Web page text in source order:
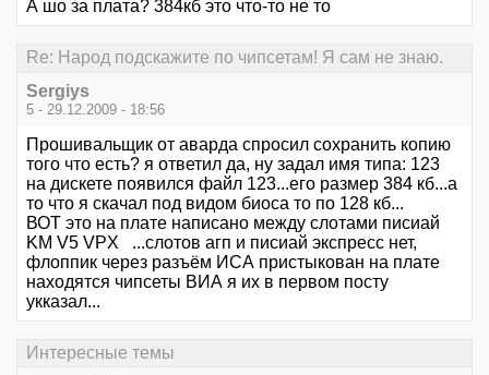
А шо за плата? 384кб это что-то не то
Re: Народ подскажите по чипсетам! Я сам не знаю.
Sergiys
5 - 29.12.2009 - 18:56
Прошивальщик от аварда спросил сохранить копию
того что есть? я ответил да, ну задал имя типа: 123
на дискете появился файл 123...его размер 384 кб...а
то что я скачал под видом биоса то по 128 кб...
ВОТ это на плате написано между слотами писиай
KM V5 VPX ...слотов агп и писиай экспресс нет,
флоппик через разъём ИСА пристыкован на плате
находятся чипсеты ВИА я их в первом посту
укказал...
Интересные темы